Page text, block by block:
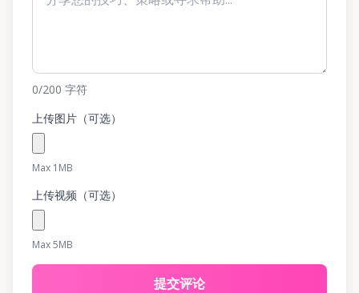
0/200 字符
上传图片（可选）
Max 1MB
上传视频（可选）
Max 5MB
提交评论